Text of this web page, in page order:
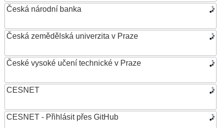
Česká národní banka
Česká zemědělská univerzita v Praze
České vysoké učení technické v Praze
CESNET
CESNET - Přihlásit přes GitHub